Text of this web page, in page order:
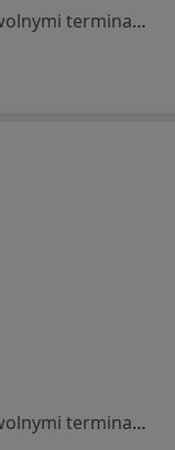
Brak dostępnych specjalistów z wolnymi terminami w tym centrum medycznym.
Brak dostępnych specjalistów z wolnymi terminami w tym centrum medycznym.